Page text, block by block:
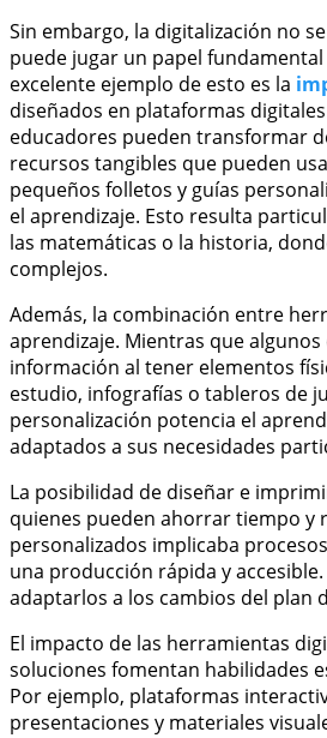
Sin embargo, la digitalización no
puede jugar un papel
excelente ejemplo de esto es la
diseñados en plataformas
educadores pueden transformar
recursos tangibles que pueden
pequeños folletos y guías
el aprendizaje. Esto resulta
las matemáticas o la historia,
complejos.
Además, la combinación entre
aprendizaje. Mientras que
información al tener elementos
estudio, infografías o tableros de
personalización potencia el
adaptados a sus necesidades
La posibilidad de diseñar e
quienes pueden ahorrar tiempo y
personalizados implicaba
una producción rápida y
adaptarlos a los cambios del plan
El impacto de las herramientas
soluciones fomentan habilidades
Por ejemplo, plataformas
presentaciones y materiales